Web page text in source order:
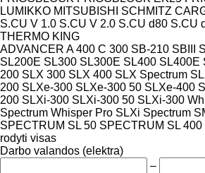
LUMIKKO MITSUBISHI
SCHMITZ
S.CU V 1.0 S.CU V 2.0 S.CU d80 S.CU
THERMO KING
ADVANCER A 400 C 300 SB-210 SBIII
SL200E SL300 SL300E SL400 SL400E
200 SLX 300 SLX 400 SLX Spectrum
200 SLXe-300 SLXe-300 50 SLXe-400
200 SLXi-300 SLXi-300 50 SLXi-300
Spectrum Whisper Pro SLXi Spectrum
SPECTRUM SL 50 SPECTRUM SL 400
rodyti visas
Darbo valandos (elektra)
–